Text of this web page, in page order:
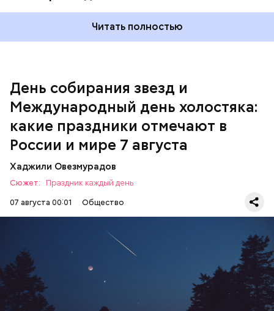
Читать полностью
День собирания звезд и
Международный день холостяка:
какие праздники отмечают в
России и мире 7 августа
Хаджили Овезмурадов
Сюжет:
Праздник каждый день
07 августа 00:01
Общество
День собирания звезд учрежден в честь
метеорного потока Персеиды, который ежегодно
можно наблюдать в августе. Все любители
смотреть на звездопад 7 августа выезжают за
город — в местность, где нет светового
загрязнения и где можно невооруженным глазом
наблюдать за падающими звездами.
ЕДА ПРАЗДНИКИ
СЛАДОСТИ
— Кабачки, порезанные кубиками, нужно легко
обжарить на сковороде. К ним добавляются зелень
петрушки, чеснок, соль и оливковое масло.
Получается очень вкусно, — поделился рецептом
Копылов.
Спагетти из кабачков